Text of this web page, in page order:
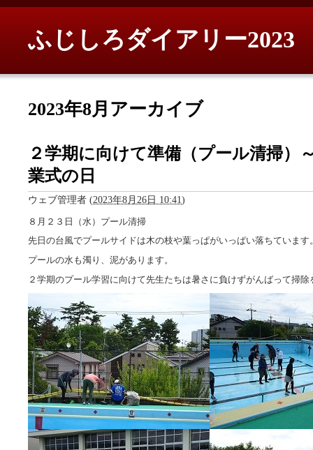
ふじしろダイアリー2023
2023年8月アーカイブ
２学期に向けて準備（プール清掃）
業式の日
ウェブ管理者 (2023年8月26日 10:41)
８月２３日（水）プール清掃
先日の台風でプールサイドは木の枝や葉っぱがいっぱい落ちています
プールの水も濁り、泥があります。
２学期のプール学習に向けて先生たちは暑さに負けずがんばって掃除